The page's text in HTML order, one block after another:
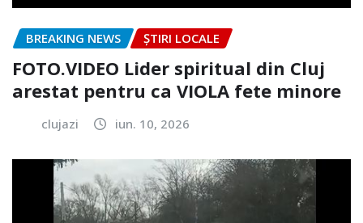
BREAKING NEWS ȘTIRI LOCALE
FOTO.VIDEO Lider spiritual din Cluj
arestat pentru ca VIOLA fete minore
clujazi iun. 10, 2026